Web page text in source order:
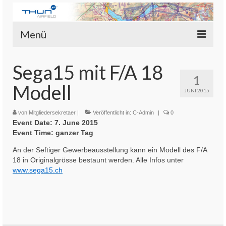
Menü
Piloten
Fluggruppen
Login-Mitgliederbereich
1
JUNI 2015
Sega15 mit F/A 18
Modell
von Mitgliedersekretaer Veröffentlicht in: C-Admin 0
Event Date: 7. June 2015
Event Time: ganzer Tag
An der Seftiger Gewerbeausstellung kann ein Modell des F/A
18 in Originalgrösse bestaunt werden. Alle Infos unter
www.sega15.ch